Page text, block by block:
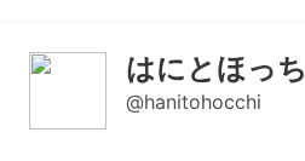
はにとほっち
@hanitohocchi